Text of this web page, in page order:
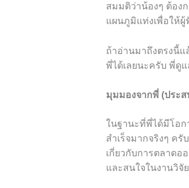
สมมติว่าน้องๆ ต้อง
แผนภูมิแท่งเพื่อให้ผู้
ถ้าอ่านมาถึงตรงนี้
พี่ได้เลยนะครับ พี่ดูแ
มุมมองจากพี่ (ประ
ในฐานะที่พี่ได้มีโอ
สำเร็จมากจริงๆ ค
เกี่ยวกับการตลาดอ
และสนใจในงานวิจั